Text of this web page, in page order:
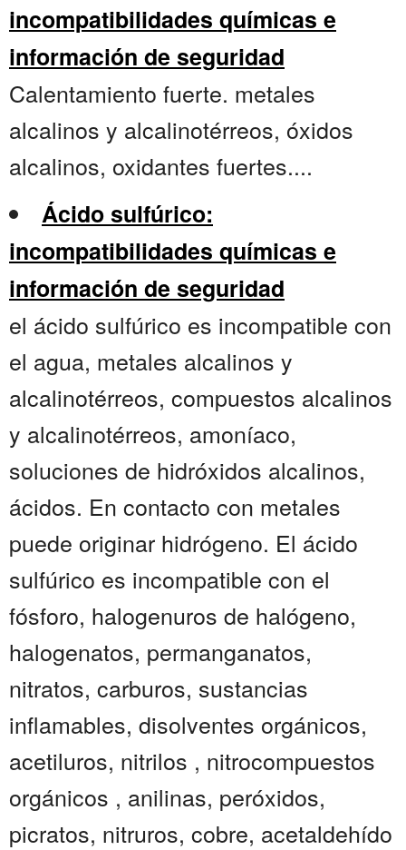
incompatibilidades químicas e
información de seguridad
Calentamiento fuerte. metales
alcalinos y alcalinotérreos, óxidos
alcalinos, oxidantes fuertes....
Ácido sulfúrico:
incompatibilidades químicas e
información de seguridad
el ácido sulfúrico es incompatible con
el agua, metales alcalinos y
alcalinotérreos, compuestos alcalinos
y alcalinotérreos, amoníaco,
soluciones de hidróxidos alcalinos,
ácidos. En contacto con metales
puede originar hidrógeno. El ácido
sulfúrico es incompatible con el
fósforo, halogenuros de halógeno,
halogenatos, permanganatos,
nitratos, carburos, sustancias
inflamables, disolventes orgánicos,
acetiluros, nitrilos , nitrocompuestos
orgánicos , anilinas, peróxidos,
picratos, nitruros, cobre, acetaldehído